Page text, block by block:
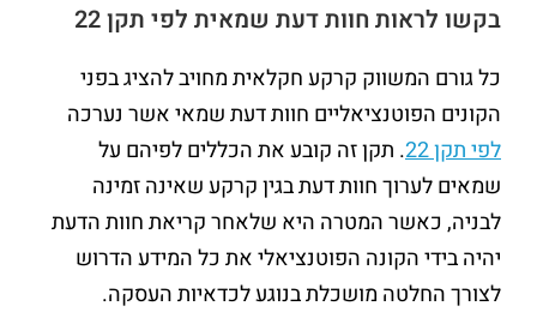
בקשו לראות חוות דעת שמאית לפי תקן 22
כל גורם המשווק קרקע חקלאית מחויב להציג בפני
הקונים הפוטנציאליים חוות דעת שמאי אשר נערכה
לפי תקן 22
. תקן זה קובע את הכללים לפיהם על
שמאים לערוך חוות דעת בגין קרקע שאינה זמינה
לבניה, כאשר המטרה היא שלאחר קריאת חוות הדעת
יהיה בידי הקונה הפוטנציאלי את כל המידע הדרוש
לצורך החלטה מושכלת בנוגע לכדאיות העסקה.